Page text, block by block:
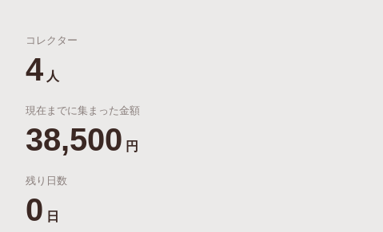
コレクター
4 人
現在までに集まった金額
38,500 円
残り日数
0 日